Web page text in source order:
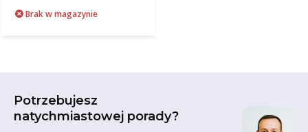
Brak w magazynie
Potrzebujesz
natychmiastowej porady?